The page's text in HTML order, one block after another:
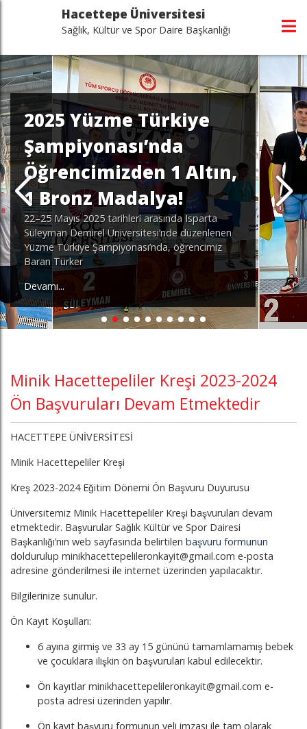
Hacettepe Üniversitesi
Sağlık, Kültür ve Spor Daire Başkanlığı
2025 Yüzme Türkiye
Şampiyonası’nda
Öğrencimizden 1 Altın,
1 Bronz Madalya!
22–25 Mayıs 2025 tarihleri arasında Isparta
Süleyman Demirel Üniversitesi’nde düzenlenen
Yüzme Türkiye Şampiyonası’nda, öğrencimiz
Baran Türker
Devamı...
Minik Hacettepeliler Kreşi 2023-2024
Ön Başvuruları Devam Etmektedir
HACETTEPE ÜNİVERSİTESİ
Minik Hacettepeliler Kreşi
Kreş 2023-2024 Eğitim Dönemi Ön Başvuru Duyurusu
Üniversitemiz Minik Hacettepeliler Kreşi başvuruları devam
etmektedir. Başvurular Sağlık Kültür ve Spor Dairesi
Başkanlığı’nın web sayfasında belirtilen başvuru formunun
doldurulup minikhacettepelileronkayit@gmail.com e-posta
adresine gönderilmesi ile internet üzerinden yapılacaktır.
Bilgilerinize sunulur.
Ön Kayıt Koşulları:
6 ayına girmiş ve 33 ay 15 gününü tamamlamamış bebek
ve çocuklara ilişkin ön başvuruları kabul edilecektir.
Ön kayıtlar minikhacettepelileronkayit@gmail.com e-
posta adresi üzerinden yapılır.
Ön kayıt başvuru formunun veli imzası ile tam olarak